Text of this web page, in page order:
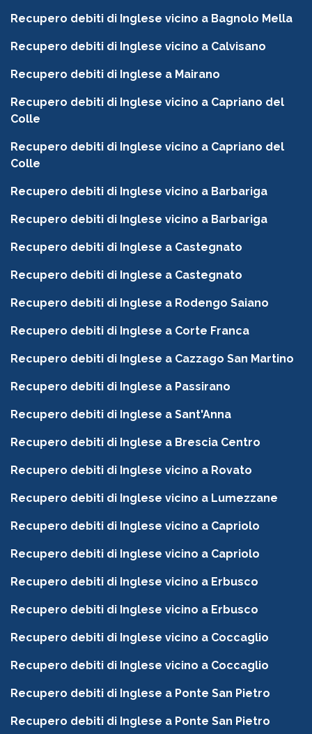
Recupero debiti di Inglese vicino a Bagnolo Mella
Recupero debiti di Inglese vicino a Calvisano
Recupero debiti di Inglese a Mairano
Recupero debiti di Inglese vicino a Capriano del
Colle
Recupero debiti di Inglese vicino a Capriano del
Colle
Recupero debiti di Inglese vicino a Barbariga
Recupero debiti di Inglese vicino a Barbariga
Recupero debiti di Inglese a Castegnato
Recupero debiti di Inglese a Castegnato
Recupero debiti di Inglese a Rodengo Saiano
Recupero debiti di Inglese a Corte Franca
Recupero debiti di Inglese a Cazzago San Martino
Recupero debiti di Inglese a Passirano
Recupero debiti di Inglese a Sant'Anna
Recupero debiti di Inglese a Brescia Centro
Recupero debiti di Inglese vicino a Rovato
Recupero debiti di Inglese vicino a Lumezzane
Recupero debiti di Inglese vicino a Capriolo
Recupero debiti di Inglese vicino a Capriolo
Recupero debiti di Inglese vicino a Erbusco
Recupero debiti di Inglese vicino a Erbusco
Recupero debiti di Inglese vicino a Coccaglio
Recupero debiti di Inglese vicino a Coccaglio
Recupero debiti di Inglese a Ponte San Pietro
Recupero debiti di Inglese a Ponte San Pietro